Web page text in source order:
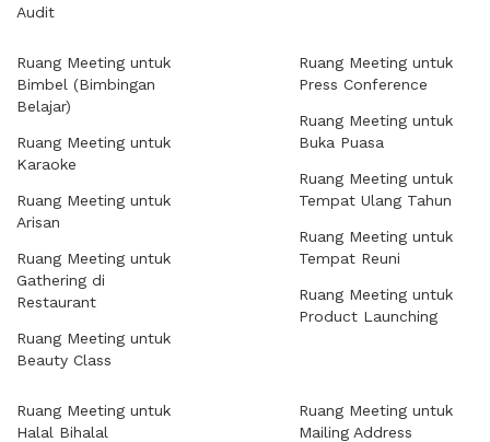
Audit
Ruang Meeting untuk
Bimbel (Bimbingan
Belajar)
Ruang Meeting untuk
Karaoke
Ruang Meeting untuk
Arisan
Ruang Meeting untuk
Gathering di
Restaurant
Ruang Meeting untuk
Beauty Class
Ruang Meeting untuk
Press Conference
Ruang Meeting untuk
Buka Puasa
Ruang Meeting untuk
Tempat Ulang Tahun
Ruang Meeting untuk
Tempat Reuni
Ruang Meeting untuk
Product Launching
Ruang Meeting untuk
Halal Bihalal
Ruang Meeting untuk
Mailing Address